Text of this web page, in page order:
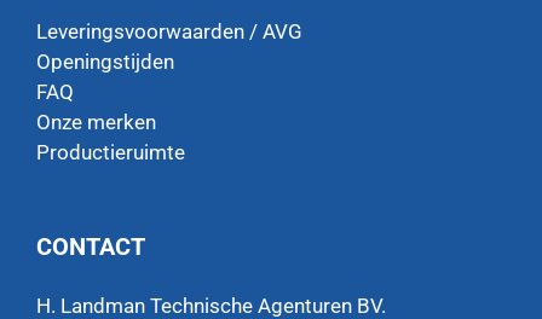
Leveringsvoorwaarden / AVG
Openingstijden
FAQ
Onze merken
Productieruimte
CONTACT
H. Landman Technische Agenturen BV.